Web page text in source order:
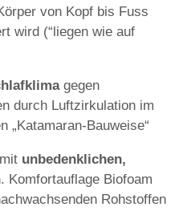
von Kopf bis Fuss
wird (“liegen wie auf
gegen
durch Luftzirkulation im
„Katamaran-Bauweise“
unbedenklichen,
. Komfortauflage Biofoam
Rohstoffen